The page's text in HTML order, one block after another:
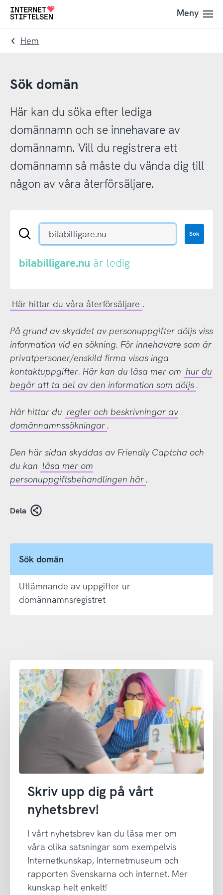
Till
navigering
Till
innehåll
Till
Meny
Hem
Sök domän
Här kan du söka efter lediga
domännamn och se innehavare av
domännamn. Vill du registrera ett
domännamn så måste du vända dig till
någon av våra återförsäljare.
Sök
eller
Sök
bilabilligare.nu är ledig
Här hittar du våra återförsäljare .
På grund av skyddet av personuppgifter döljs viss
information vid en sökning. För innehavare som är
privatpersoner/enskild firma visas inga
kontaktuppgifter. Här kan du läsa mer om hur du
begär att ta del av den information som döljs .
Här hittar du regler och beskrivningar av
domännamnssökningar .
Den här sidan skyddas av Friendly Captcha och
du kan läsa mer om
personuppgiftsbehandlingen här .
Dela
Sök domän
Utlämnande av uppgifter ur
domännamnsregistret
Skriv upp dig på vårt
nyhetsbrev!
I vårt nyhetsbrev kan du läsa mer om
våra olika satsningar som exempelvis
Internetkunskap, Internetmuseum och
rapporten Svenskarna och internet. Mer
kunskap helt enkelt!